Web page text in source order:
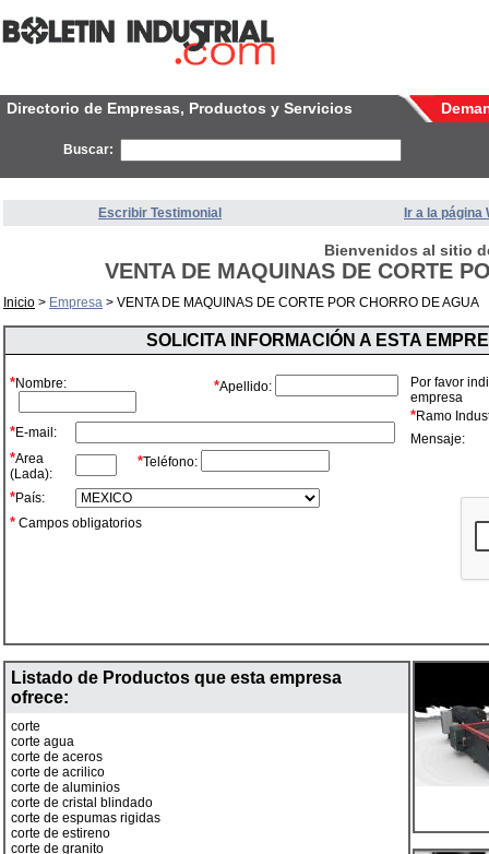
Directorio de Empresas, Productos y Servicios
Buscar:
Escribir Testimonial Ir a la página
Bienvenidos al sitio
VENTA DE MAQUINAS DE CORTE
Inicio > Empresa > VENTA DE MAQUINAS DE CORTE POR CHORRO DE AGUA
SOLICITA INFORMACIÓN A ESTA
*Nombre: *Apellido:
*E-mail:
*Area
(Lada):
*Teléfono:
*País:
* Campos obligatorios
Por favor
empresa
*Ramo
Mensaje:
Listado de Productos que esta empresa
ofrece:
corte
corte agua
corte de aceros
corte de acrilico
corte de aluminios
corte de cristal blindado
corte de espumas rigidas
corte de estireno
corte de granito